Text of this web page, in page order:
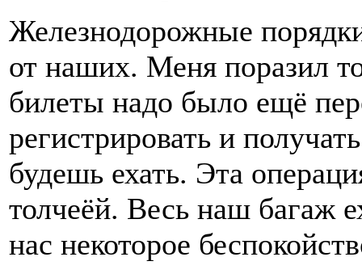
Железнодорожные
от наших. Меня поразил
билеты надо было ещё
регистрировать и
будешь ехать. Эта
толчеёй. Весь наш багаж
нас некоторое